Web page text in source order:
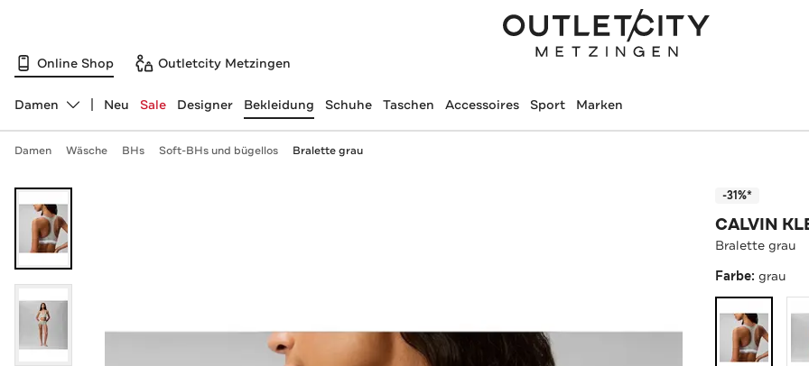
Online Shop Outletcity Metzingen
Abteilung ändern, ausgewählt:
Damen Neu Sale Designer Bekleidung Schuhe Taschen Accessoires Sport Marken
Damen Wäsche BHs Soft-BHs und bügellos Bralette grau
-31%*
CALVIN
Bralette grau
Farbe:grau